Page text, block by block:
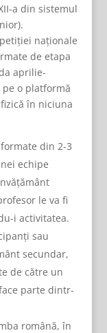
a din sistemul
naționale
de etapa
aprilie-
pe o platformă
în niciuna
din 2-3
echipe
le va fi
i activitatea.
sau
secundar,
de către un
parte dintr-
română, în